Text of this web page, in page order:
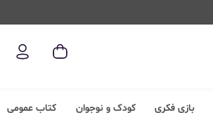
بازی فکری کودک و نوجوان کتاب عمومی